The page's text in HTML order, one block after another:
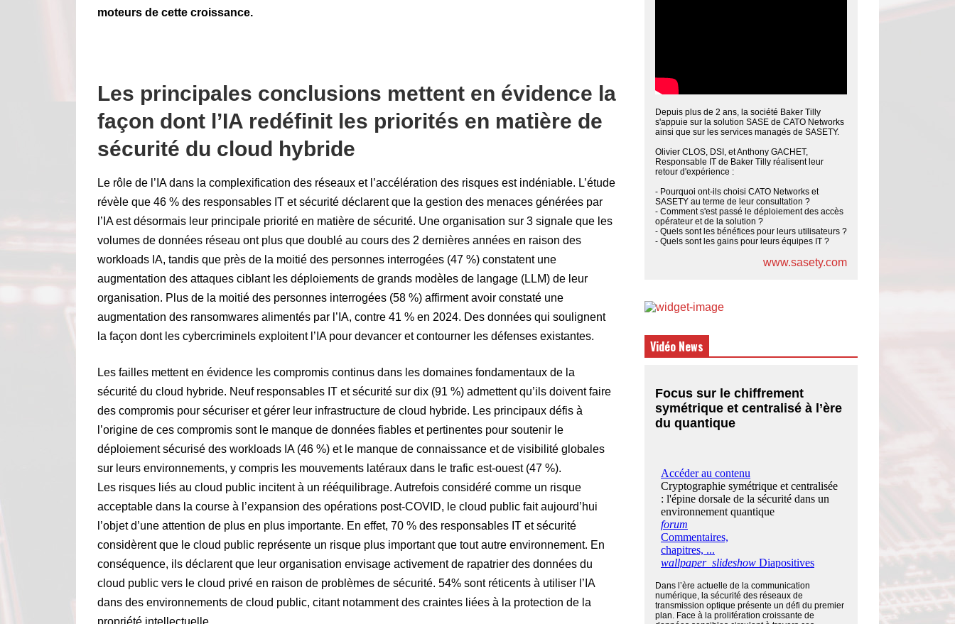
moteurs de cette croissance.
Les principales conclusions mettent en évidence la
façon dont l’IA redéfinit les priorités en matière de
sécurité du cloud hybride
Le rôle de l’IA dans la complexification des réseaux et l’accélération des risques est indéniable. L’étude
révèle que 46 % des responsables IT et sécurité déclarent que la gestion des menaces générées par
l’IA est désormais leur principale priorité en matière de sécurité. Une organisation sur 3 signale que les
volumes de données réseau ont plus que doublé au cours des 2 dernières années en raison des
workloads IA, tandis que près de la moitié des personnes interrogées (47 %) constatent une
augmentation des attaques ciblant les déploiements de grands modèles de langage (LLM) de leur
organisation. Plus de la moitié des personnes interrogées (58 %) affirment avoir constaté une
augmentation des ransomwares alimentés par l’IA, contre 41 % en 2024. Des données qui soulignent
la façon dont les cybercriminels exploitent l’IA pour devancer et contourner les défenses existantes.
Les failles mettent en évidence les compromis continus dans les domaines fondamentaux de la
sécurité du cloud hybride. Neuf responsables IT et sécurité sur dix (91 %) admettent qu’ils doivent faire
des compromis pour sécuriser et gérer leur infrastructure de cloud hybride. Les principaux défis à
l’origine de ces compromis sont le manque de données fiables et pertinentes pour soutenir le
déploiement sécurisé des workloads IA (46 %) et le manque de connaissance et de visibilité globales
sur leurs environnements, y compris les mouvements latéraux dans le trafic est-ouest (47 %).
Les risques liés au cloud public incitent à un rééquilibrage. Autrefois considéré comme un risque
acceptable dans la course à l’expansion des opérations post-COVID, le cloud public fait aujourd’hui
l’objet d’une attention de plus en plus importante. En effet, 70 % des responsables IT et sécurité
considèrent que le cloud public représente un risque plus important que tout autre environnement. En
conséquence, ils déclarent que leur organisation envisage activement de rapatrier des données du
cloud public vers le cloud privé en raison de problèmes de sécurité. 54% sont réticents à utiliser l’IA
dans des environnements de cloud public, citant notamment des craintes liées à la protection de la
Depuis plus de 2 ans, la société Baker Tilly
s'appuie sur la solution SASE de CATO Networks
ainsi que sur les services managés de SASETY.
Olivier CLOS, DSI, et Anthony GACHET,
Responsable IT de Baker Tilly réalisent leur
retour d'expérience :
- Pourquoi ont-ils choisi CATO Networks et
SASETY au terme de leur consultation ?
- Comment s'est passé le déploiement des accès
opérateur et de la solution ?
- Quels sont les bénéfices pour leurs utilisateurs ?
- Quels sont les gains pour leurs équipes IT ?
www.sasety.com
Vidéo News
Focus sur le chiffrement
symétrique et centralisé à l’ère
du quantique
Dans l’ère actuelle de la communication
numérique, la sécurité des réseaux de
transmission optique présente un défi du premier
plan. Face à la prolifération croissante de